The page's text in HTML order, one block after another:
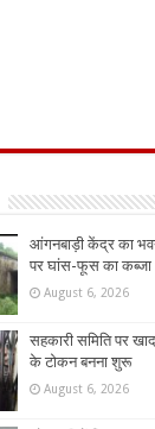
आंगनबाड़ी केंद्र का
पर घांस-फूस का कब्जा
August 6, 2026
सहकारी समिति पर
के टोकन बनना शुरू
August 6, 2026